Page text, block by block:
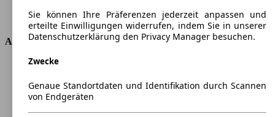
Antriebsart
Vorderradantrieb
Abmessungen
Länge
Höhe
1513 mm
Breite
Sie können Ihre Präferenzen jederzeit anpassen und
erteilte Einwilligungen widerrufen, indem Sie in unserer
Datenschutzerklärung den Privacy Manager besuchen.
Zwecke
Genaue Standortdaten und Identifikation durch Scannen
von Endgeräten